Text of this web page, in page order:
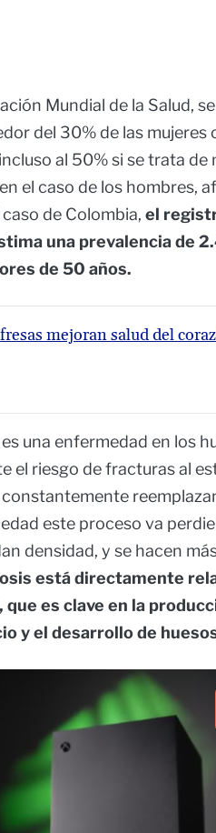
Mundial de la Salud,
del 30% de las mujeres
al 50% si se trata de
el caso de los hombres,
de Colombia, el
una prevalencia de
de 50 años.
mejoran salud del
una enfermedad en los
el riesgo de fracturas al
este proceso va
densidad, y se hacen
está directamente
es clave en la
y el desarrollo de